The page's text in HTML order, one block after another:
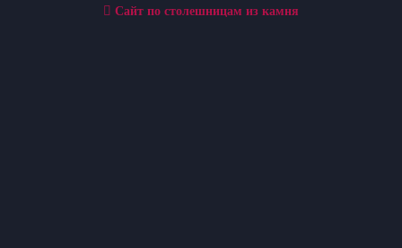
Сайт по столешницам из камня